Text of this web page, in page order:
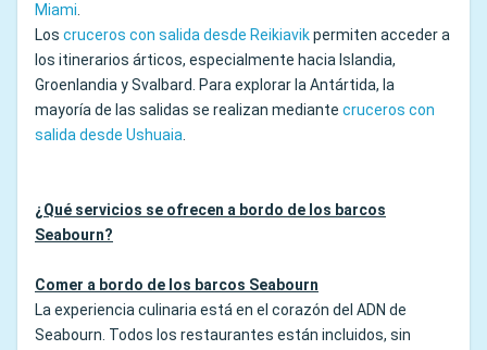
Miami.
Los cruceros con salida desde Reikiavikpermiten acceder a
los itinerarios árticos, especialmente hacia Islandia,
Groenlandia y Svalbard. Para explorar la Antártida, la
mayoría de las salidas se realizan mediante cruceros con
salida desde Ushuaia.
¿ Qué servicios se ofrecen a bordo de los barcos
Seabourn?
Comer a bordo de los barcos Seabourn
La experiencia culinaria está en el corazón del ADN de
Seabourn. Todos los restaurantes están incluidos, sin